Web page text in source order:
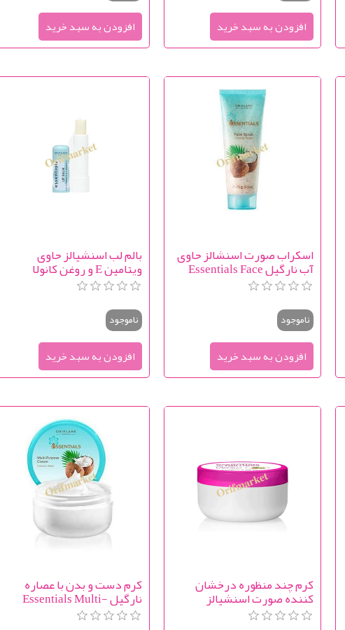
اسکراب صورت اسنشالز حاوی
آب نارگیل Essentials Face
Scrub Coconut Water
ناموجود
بالم لب اسنشیالز حاوی
ویتامین E و روغن کانولا
Essentials Lip Balm with
Vitamin E & Canola Oil
ناموجود
کرم چند منظوره درخشان
کننده صورت اسنشیالز
Multi-Benefit Fairness
کرم دست و بدن با عصاره
نارگیل Essentials Multi-
Purpose Cream Coconut